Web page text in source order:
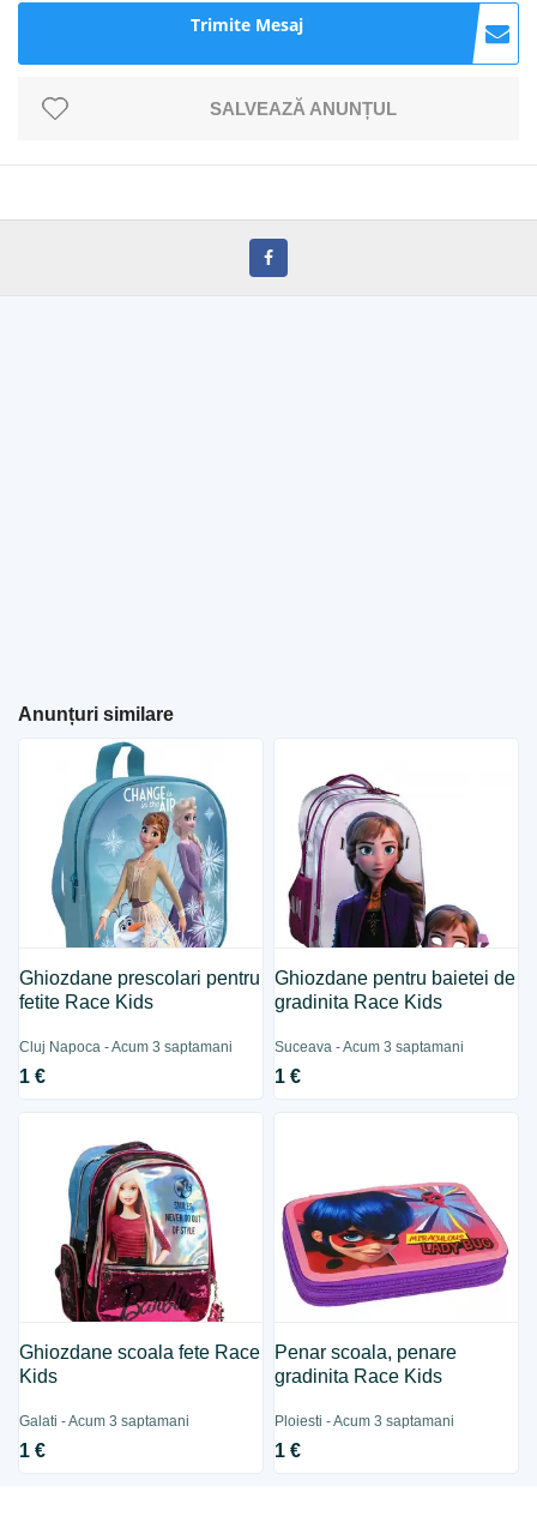
Trimite Mesaj
SALVEAZĂ ANUNȚUL
Anunțuri similare
Ghiozdane prescolari pentru
fetite Race Kids
Cluj Napoca - Acum 3 saptamani
1 €
Ghiozdane pentru baietei de
gradinita Race Kids
Suceava - Acum 3 saptamani
1 €
Ghiozdane scoala fete Race
Kids
Galati - Acum 3 saptamani
1 €
Penar scoala, penare
gradinita Race Kids
Ploiesti - Acum 3 saptamani
1 €